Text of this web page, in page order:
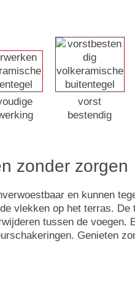
vorst
bestendig
zonder zorgen
en kunnen
vlekken op het terras. De
tussen de voegen.
Genieten